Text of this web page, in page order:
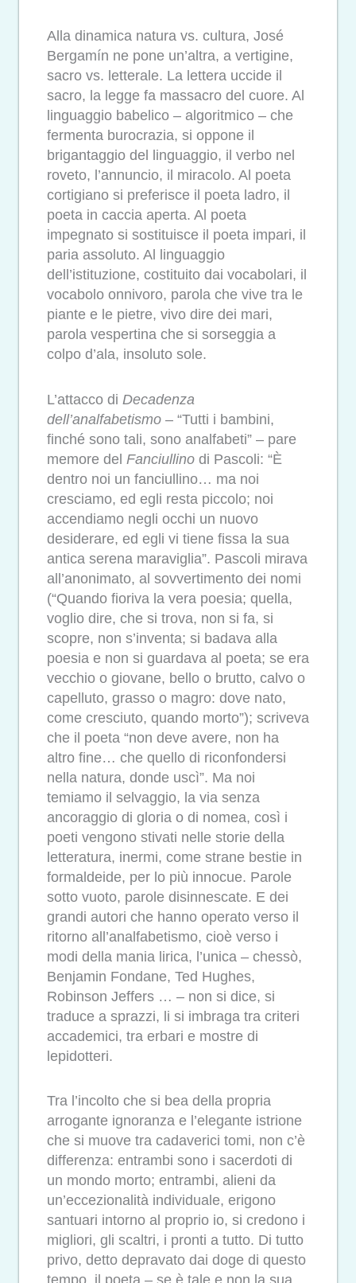
Alla dinamica natura vs. cultura, José
Bergamín ne pone un’altra, a vertigine,
sacro vs. letterale. La lettera uccide il
sacro, la legge fa massacro del cuore. Al
linguaggio babelico – algoritmico – che
fermenta burocrazia, si oppone il
brigantaggio del linguaggio, il verbo nel
roveto, l’annuncio, il miracolo. Al poeta
cortigiano si preferisce il poeta ladro, il
poeta in caccia aperta. Al poeta
impegnato si sostituisce il poeta impari, il
paria assoluto. Al linguaggio
dell’istituzione, costituito dai vocabolari, il
vocabolo onnivoro, parola che vive tra le
piante e le pietre, vivo dire dei mari,
parola vespertina che si sorseggia a
colpo d’ala, insoluto sole.
L’attacco di Decadenza
dell’analfabetismo – “Tutti i bambini,
finché sono tali, sono analfabeti” – pare
memore del Fanciullino di Pascoli: “È
dentro noi un fanciullino… ma noi
cresciamo, ed egli resta piccolo; noi
accendiamo negli occhi un nuovo
desiderare, ed egli vi tiene fissa la sua
antica serena maraviglia”. Pascoli mirava
all’anonimato, al sovvertimento dei nomi
(“Quando fioriva la vera poesia; quella,
voglio dire, che si trova, non si fa, si
scopre, non s’inventa; si badava alla
poesia e non si guardava al poeta; se era
vecchio o giovane, bello o brutto, calvo o
capelluto, grasso o magro: dove nato,
come cresciuto, quando morto”); scriveva
che il poeta “non deve avere, non ha
altro fine… che quello di riconfondersi
nella natura, donde uscì”. Ma noi
temiamo il selvaggio, la via senza
ancoraggio di gloria o di nomea, così i
poeti vengono stivati nelle storie della
letteratura, inermi, come strane bestie in
formaldeide, per lo più innocue. Parole
sotto vuoto, parole disinnescate. E dei
grandi autori che hanno operato verso il
ritorno all’analfabetismo, cioè verso i
modi della mania lirica, l’unica – chessò,
Benjamin Fondane, Ted Hughes,
Robinson Jeffers … – non si dice, si
traduce a sprazzi, li si imbraga tra criteri
accademici, tra erbari e mostre di
lepidotteri.
Tra l’incolto che si bea della propria
arrogante ignoranza e l’elegante istrione
che si muove tra cadaverici tomi, non c’è
differenza: entrambi sono i sacerdoti di
un mondo morto; entrambi, alieni da
un’eccezionalità individuale, erigono
santuari intorno al proprio io, si credono i
migliori, gli scaltri, i pronti a tutto. Di tutto
privo, detto depravato dai doge di questo